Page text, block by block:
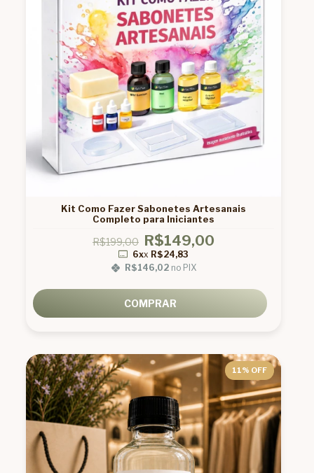
Kit Como Fazer Sabonetes Artesanais
Completo para Iniciantes
R$199,00 R$149,00
6xx R$24,83
R$146,02no PIX
COMPRAR
11% OFF